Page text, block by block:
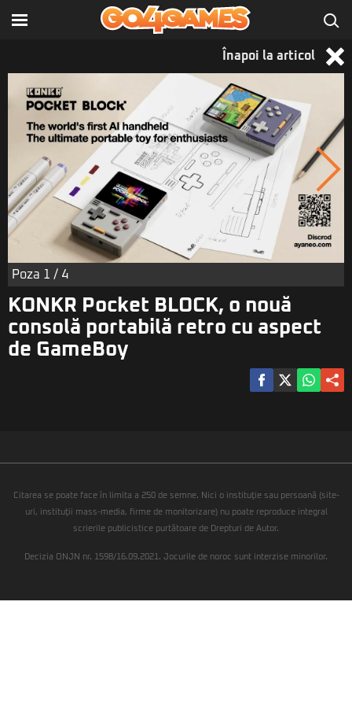
Înapoi la articol
Poza 1 / 4
KONKR Pocket BLOCK, o nouă
consolă portabilă retro cu aspect
de GameBoy
Citarea se poate face în limita a 250 de semne. Nici o instituţie sau persoană (site-
uri, instituţii mass-media, firme de monitorizare) nu poate reproduce integral
scrierile publicistice purtătoare de Drepturi de Autor.
Decizia ONJN nr. 1598/16.09.2021. Jocurile de noroc sunt interzise minorilor.